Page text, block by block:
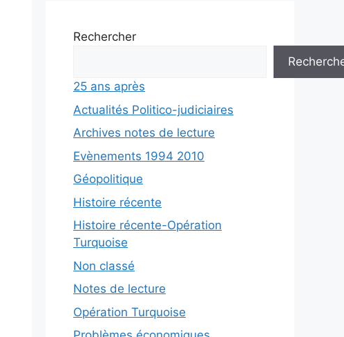
Rechercher
25 ans après
Actualités Politico-judiciaires
Archives notes de lecture
Evènements 1994 2010
Géopolitique
Histoire récente
Histoire récente-Opération
Turquoise
Non classé
Notes de lecture
Opération Turquoise